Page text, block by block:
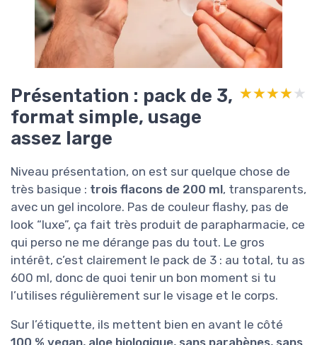
Présentation : pack de 3,
format simple, usage
assez large
★★★★★
★★★★★
Niveau présentation, on est sur quelque chose de
très basique : trois flacons de 200 ml, transparents,
avec un gel incolore. Pas de couleur flashy, pas de
look “luxe”, ça fait très produit de parapharmacie, ce
qui perso ne me dérange pas du tout. Le gros
intérêt, c’est clairement le pack de 3 : au total, tu as
600 ml, donc de quoi tenir un bon moment si tu
l’utilises régulièrement sur le visage et le corps.
Sur l’étiquette, ils mettent bien en avant le côté
100 % vegan, aloe biologique, sans parabènes, sans